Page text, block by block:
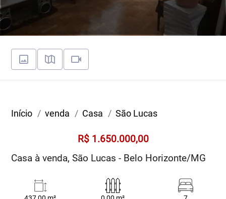
Início venda Casa São Lucas
R$ 1.650.000,00
Casa à venda, São Lucas - Belo Horizonte/MG